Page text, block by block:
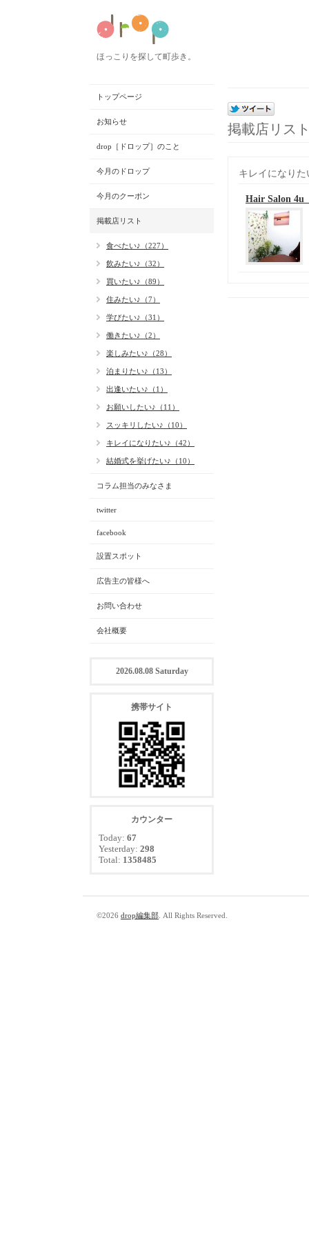
ほっこりを探して町歩き。
掲載店リス
キレイになりた
Hair Salon 4u
トップページ
お知らせ
drop［ドロップ］のこと
今月のドロップ
今月のクーポン
掲載店リスト
食べたい♪（227）
飲みたい♪（32）
買いたい♪（89）
住みたい♪（7）
学びたい♪（31）
働きたい♪（2）
楽しみたい♪（28）
泊まりたい♪（13）
出逢いたい♪（1）
お願いしたい♪（11）
スッキリしたい♪（10）
キレイになりたい♪（42）
結婚式を挙げたい♪（10）
コラム担当のみなさま
twitter
facebook
設置スポット
広告主の皆様へ
お問い合わせ
会社概要
2026.08.08 Saturday
携帯サイト
カウンター
Today: 67
Yesterday: 298
Total: 1358485
©2026 drop編集部 . All Rights Reserved.